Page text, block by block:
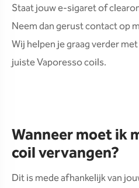
Staat jouw e-sigaret of
Neem dan gerust contact op
Wij helpen je graag verder
juiste Vaporesso coils.
Wanneer moet ik
coil vervangen?
Dit is mede afhankelijk van